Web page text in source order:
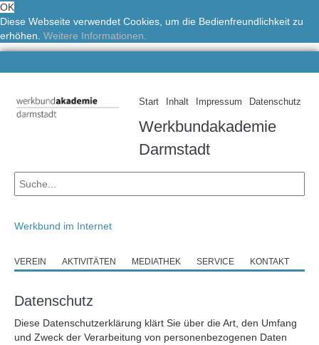
OK
Diese Webseite verwendet Cookies, um die Bedienfreundlichkeit zu
erhöhen. Weitere Informationen.
Start Inhalt Impressum Datenschutz
Werkbundakademie
Darmstadt
Werkbund im Internet
VEREIN AKTIVITÄTEN MEDIATHEK SERVICE KONTAKT
Datenschutz
Diese Datenschutzerklärung klärt Sie über die Art, den Umfang
und Zweck der Verarbeitung von personenbezogenen Daten